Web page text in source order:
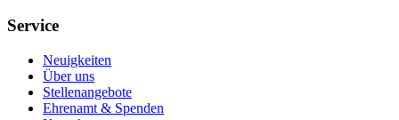
Service
Neuigkeiten
Über uns
Stellenangebote
Ehrenamt & Spenden